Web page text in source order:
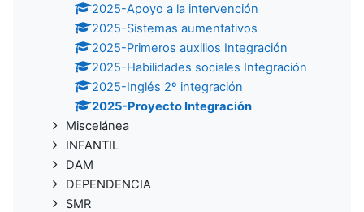
2025-Apoyo a la intervención
2025-Sistemas aumentativos
2025-Primeros auxilios Integración
2025-Habilidades sociales Integración
2025-Inglés 2º integración
2025-Proyecto Integración
Miscelánea
INFANTIL
DAM
DEPENDENCIA
SMR